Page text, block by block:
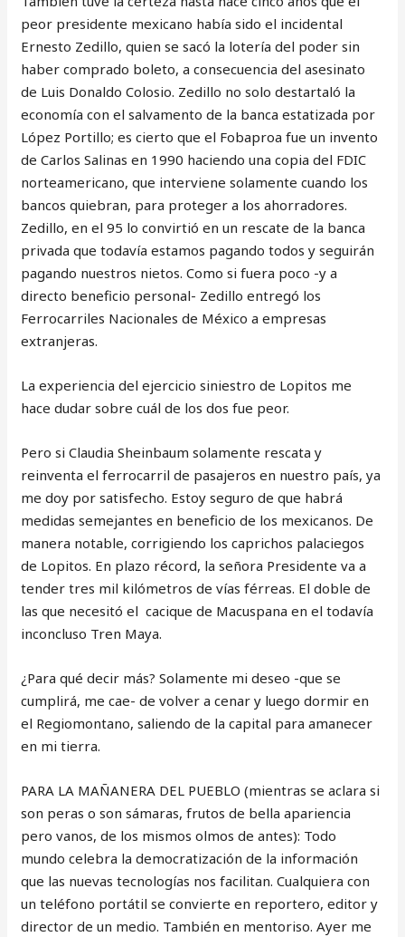
peor presidente mexicano había sido el incidental
Ernesto Zedillo, quien se sacó la lotería del poder sin
haber comprado boleto, a consecuencia del asesinato
de Luis Donaldo Colosio. Zedillo no solo destartaló la
economía con el salvamento de la banca estatizada por
López Portillo; es cierto que el Fobaproa fue un invento
de Carlos Salinas en 1990 haciendo una copia del FDIC
norteamericano, que interviene solamente cuando los
bancos quiebran, para proteger a los ahorradores.
Zedillo, en el 95 lo convirtió en un rescate de la banca
privada que todavía estamos pagando todos y seguirán
pagando nuestros nietos. Como si fuera poco -y a
directo beneficio personal- Zedillo entregó los
Ferrocarriles Nacionales de México a empresas
extranjeras.
La experiencia del ejercicio siniestro de Lopitos me
hace dudar sobre cuál de los dos fue peor.
Pero si Claudia Sheinbaum solamente rescata y
reinventa el ferrocarril de pasajeros en nuestro país, ya
me doy por satisfecho. Estoy seguro de que habrá
medidas semejantes en beneficio de los mexicanos. De
manera notable, corrigiendo los caprichos palaciegos
de Lopitos. En plazo récord, la señora Presidente va a
tender tres mil kilómetros de vías férreas. El doble de
las que necesitó el cacique de Macuspana en el todavía
inconcluso Tren Maya.
¿Para qué decir más? Solamente mi deseo -que se
cumplirá, me cae- de volver a cenar y luego dormir en
el Regiomontano, saliendo de la capital para amanecer
en mi tierra.
PARA LA MAÑANERA DEL PUEBLO (mientras se aclara si
son peras o son sámaras, frutos de bella apariencia
pero vanos, de los mismos olmos de antes): Todo
mundo celebra la democratización de la información
que las nuevas tecnologías nos facilitan. Cualquiera con
un teléfono portátil se convierte en reportero, editor y
director de un medio. También en mentoriso. Ayer me